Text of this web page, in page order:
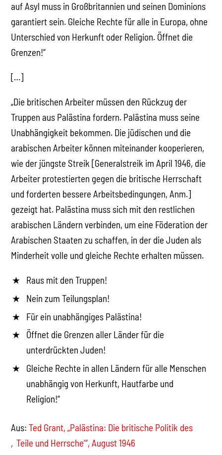
auf Asyl muss in Großbritannien und seinen Dominions
garantiert sein. Gleiche Rechte für alle in Europa, ohne
Unterschied von Herkunft oder Religion. Öffnet die
Grenzen!“
[…]
„Die britischen Arbeiter müssen den Rückzug der
Truppen aus Palästina fordern. Palästina muss seine
Unabhängigkeit bekommen. Die jüdischen und die
arabischen Arbeiter können miteinander kooperieren,
wie der jüngste Streik [Generalstreik im April 1946, die
Arbeiter protestierten gegen die britische Herrschaft
und forderten bessere Arbeitsbedingungen, Anm.]
gezeigt hat. Palästina muss sich mit den restlichen
arabischen Ländern verbinden, um eine Föderation der
Arabischen Staaten zu schaffen, in der die Juden als
Minderheit volle und gleiche Rechte erhalten müssen.
Raus mit den Truppen!
Nein zum Teilungsplan!
Für ein unabhängiges Palästina!
Öffnet die Grenzen aller Länder für die
unterdrückten Juden!
Gleiche Rechte in allen Ländern für alle Menschen
unabhängig von Herkunft, Hautfarbe und
Religion!“
Aus:Ted Grant, „Palästina: Die britische Politik des
‚Teile und Herrsche‘“, August 1946